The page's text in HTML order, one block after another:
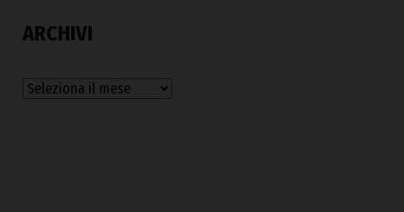
ARCHIVI
Archivi